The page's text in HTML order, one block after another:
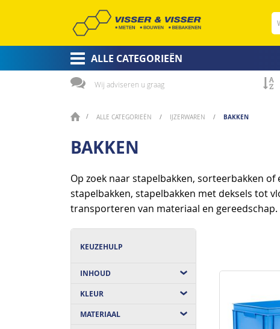
ALLE CATEGORIEËN
Wij adviseren u graag
ALLE CATEGORIEËN IJZERWAREN BAKKEN
BAKKEN
Op zoek naar stapelbakken, sorteerbakken
stapelbakken, stapelbakken met deksels tot
transporteren van materiaal en
KEUZEHULP
INHOUD
KLEUR
MATERIAAL